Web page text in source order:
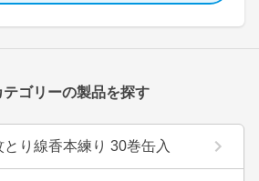
テゴリーの製品を探す
り線香本練り 30巻缶入